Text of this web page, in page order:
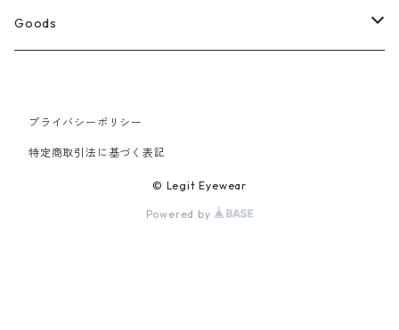
スクエア
ラウンド
Tee
Sewat
Ring
Silver
Bracelet
Goods
Cap
プライバシーポリシー
特定商取引法に基づく表記
© Legit Eyewear
Powered by